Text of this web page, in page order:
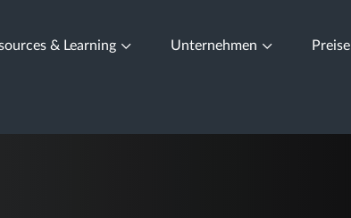
& Learning Unternehmen Preise